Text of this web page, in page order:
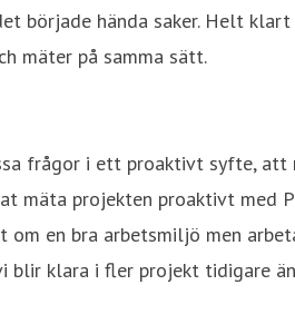
hända saker. Helt
mäter på samma sätt.
frågor i ett proaktivt syfte,
mäta projekten proaktivt med
en bra arbetsmiljö men
klara i fler projekt tidigare